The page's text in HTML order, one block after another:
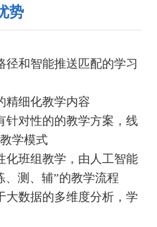
势
径和智能推送匹配的学习
精细化教学内容
针对性的的教学方案，线
学模式
化班组教学，由人工智能
、测、辅”的教学流程
大数据的多维度分析，学